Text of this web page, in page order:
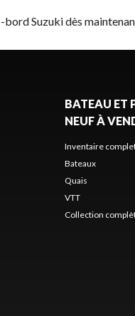
Suzuki dès
BATEAU ET
NEUF À
Inventaire
Bateaux
Quais
VTT
Collection